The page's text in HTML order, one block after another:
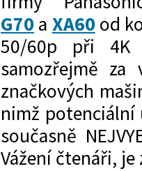
G70 a XA60od
50/60p při 4K
samozřejmě
značkových
nimž potenciální
současně
Vážení čtenáři,